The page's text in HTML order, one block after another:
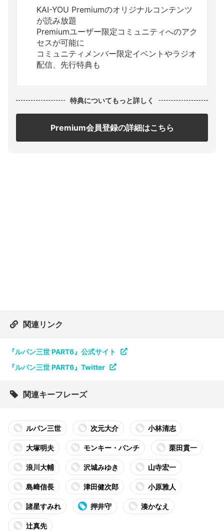
KAI-YOU Premiumのオリジナルコンテンツ
が読み放題
Premiumユーザー限定コミュニティへのアク
セスが可能に
コミュニティメンバー限定イベントやラジオ
配信、先行特典も
特典についてもっと詳しく
Premium会員登録の詳細はこちら
関連リンク
『ルパン三世 PART6』公式サイト
『ルパン三世 PART6』Twitter
関連キーフレーズ
ルパン三世 次元大介 小林清志
大塚明夫 モンキー・パンチ 栗田貫一
浪川大輔 沢城みゆき 山寺宏一
島﨑信⻑ 津田健次郎 小原雅人
諸星すみれ 押井守 湊かなえ
辻真先